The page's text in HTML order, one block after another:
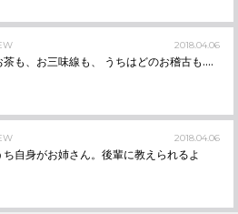
2018.04.06
も、お三味線も、 うちはどのお稽古も....
2018.04.06
ち自身がお姉さん。後輩に教えられるよ